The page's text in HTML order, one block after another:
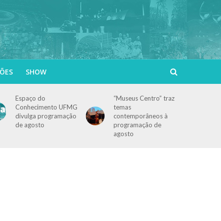
SHOW
Espaço do
Conhecimento UFMG
divulga programação
de agosto
“Museus Centro” traz
temas
contemporâneos à
programação de
agosto